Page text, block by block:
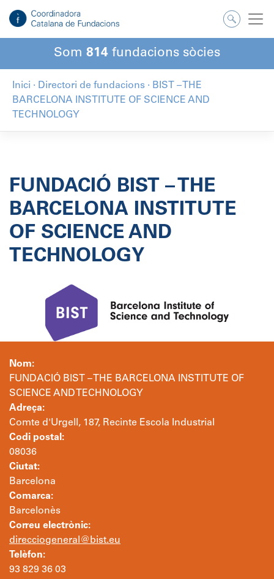
contingut
Som 814 fundacions sòcies
Inici · Directori de fundacions · BIST – THE
BARCELONA INSTITUTE OF SCIENCE AND
TECHNOLOGY
FUNDACIÓ BIST – THE
BARCELONA INSTITUTE
OF SCIENCE AND
TECHNOLOGY
Nom:
FUNDACIÓ BIST – THE BARCELONA INSTITUTE OF
SCIENCE AND TECHNOLOGY
Adreça:
Comte d'Urgell, 187, Recinte Escola Industrial
Codi postal:
08036
Ciutat:
Barcelona
Comarca:
Barcelonès
Correu electrònic:
direcciogeneral@bist.eu
Telèfon:
93 829 36 03